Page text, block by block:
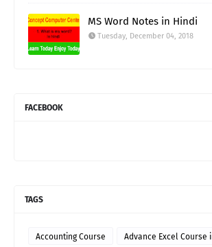
MS Word Notes in Hindi
Tuesday, December 04, 2018
FACEBOOK
TAGS
Accounting Course Advance Excel Course